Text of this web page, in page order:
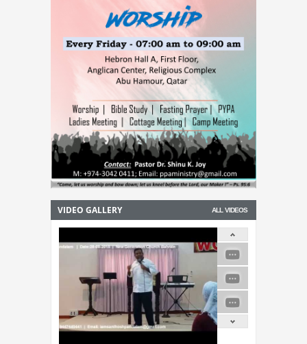
ALL VIDEOS
VIDEO GALLERY